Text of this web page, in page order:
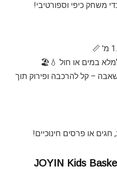
משחק כיפי וספורטיבי!
במים או חול 💧🏖️
ומשאבה – קל להרכבה ופירוק תוך
או פרסים חינוכיים!
JOYIN Kids